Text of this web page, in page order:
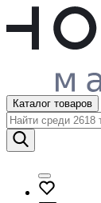
Каталог товаров